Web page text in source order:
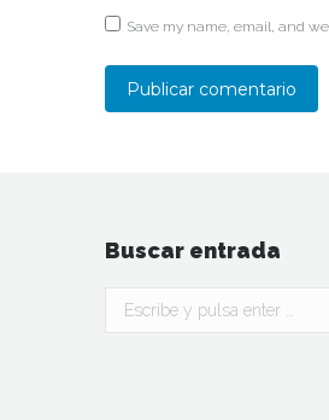
Save my name, email, and
Publicar comentario
Buscar entrada
Buscar: